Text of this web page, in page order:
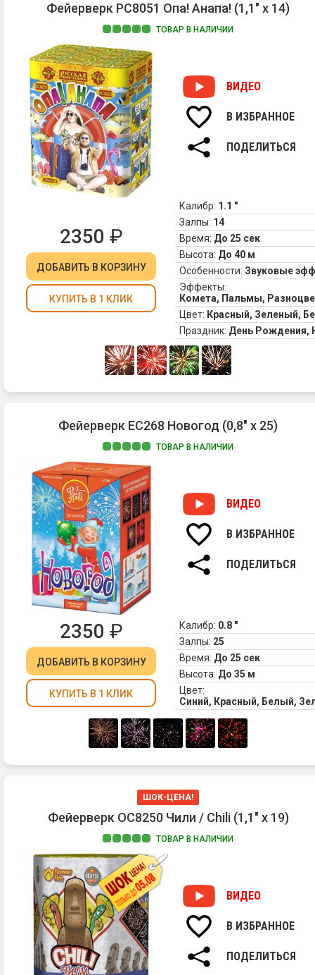
Фейерверк РС8051 Опа! Анапа! (1,1" х 14)
ТОВАР В НАЛИЧИИ
ВИДЕО
В ИЗБРАННОЕ
ПОДЕЛИТЬСЯ
2350 ₽
ДОБАВИТЬ В КОРЗИНУ
КУПИТЬ В 1 КЛИК
Калибр: 1.1 "
Залпы: 14
Время: До 25 сек
Высота: До 40 м
Особенности: Звуковые
Эффекты:
Комета, Пальмы,
Цвет: Красный, Зеленый,
Праздник: День Рождения,
Фейерверк ЕС268 Новогод (0,8" х 25)
ТОВАР В НАЛИЧИИ
ВИДЕО
В ИЗБРАННОЕ
ПОДЕЛИТЬСЯ
2350 ₽
ДОБАВИТЬ В КОРЗИНУ
КУПИТЬ В 1 КЛИК
Калибр: 0.8 "
Залпы: 25
Время: До 25 сек
Высота: До 35 м
Цвет:
Синий, Красный, Белый,
ШОК-ЦЕНА!
Фейерверк ОС8250 Чили / Chili (1,1" х 19)
ТОВАР В НАЛИЧИИ
ВИДЕО
В ИЗБРАННОЕ
ПОДЕЛИТЬСЯ